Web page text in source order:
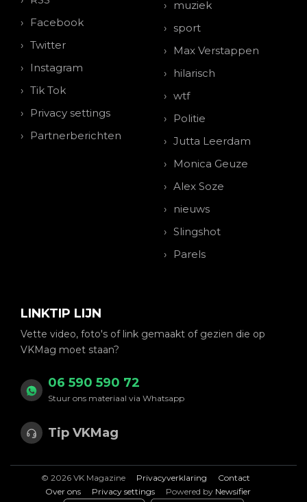
Facebook
Twitter
Instagram
Tik Tok
Privacy settings
Partnerberichten
muziek
sport
Max Verstappen
hilarisch
wtf
Politie
Jutta Leerdam
Monica Geuze
Alex Soze
nieuws
Slingshot
Parels
LINKTIP LIJN
Vette video, foto's of link gemaakt of gezien die op
VKMag moet staan?
06 590 590 72
Stuur ons materiaal via Whatsapp
Tip VKMag
© 2026 VK Magazine Privacyverklaring
Contact
Over ons
Privacy settings Powered by Newsifier